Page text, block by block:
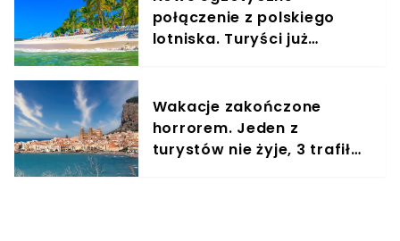
połączenie z polskiego
lotniska. Turyści już
Wakacje zakończone
horrorem. Jeden z
turystów nie żyje, 3 trafiło